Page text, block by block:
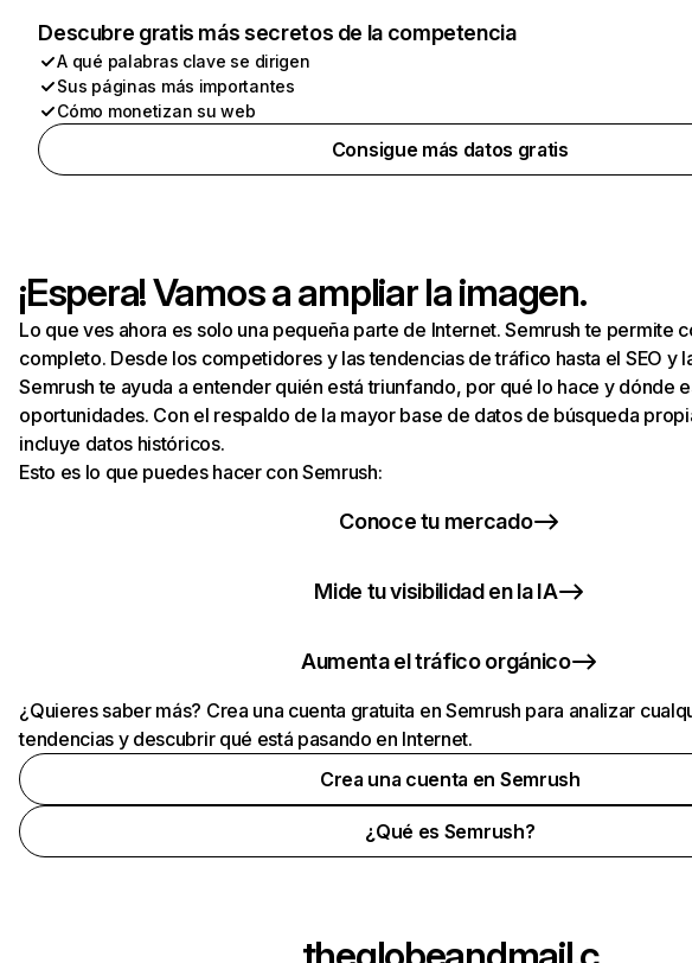
Descubre gratis más secretos de la competencia
A qué palabras clave se dirigen
Sus páginas más importantes
Cómo monetizan su web
Consigue más datos gratis
¡Espera! Vamos a ampliar la imagen.
Lo que ves ahora es solo una pequeña parte de Internet. Semrush te permite
completo. Desde los competidores y las tendencias de tráfico hasta el SEO y
Semrush te ayuda a entender quién está triunfando, por qué lo hace y dónde
oportunidades. Con el respaldo de la mayor base de datos de búsqueda
incluye datos históricos.
Esto es lo que puedes hacer con Semrush:
Conoce tu mercado
Mide tu visibilidad en la IA
Aumenta el tráfico orgánico
¿Quieres saber más? Crea una cuenta gratuita en Semrush para analizar
tendencias y descubrir qué está pasando en Internet.
Crea una cuenta en Semrush
¿Qué es Semrush?